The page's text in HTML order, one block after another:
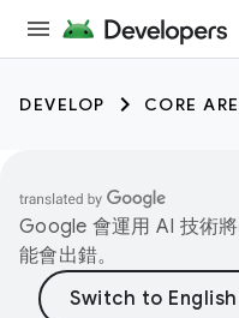
DEVELOP CORE
Google 會運用 AI 技術
能會出錯。